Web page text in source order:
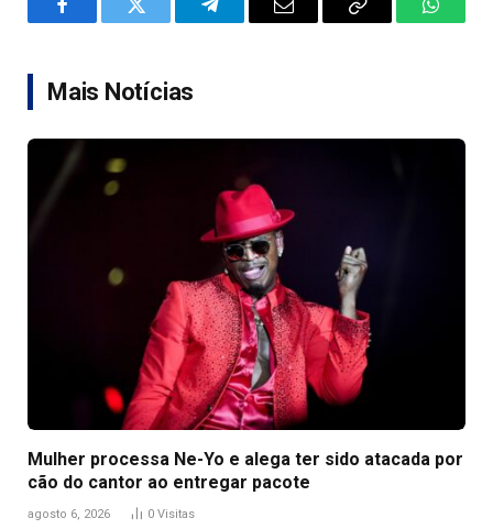
FacebookTwitter TelegramEmail
Copy
Mais Notícias
Mulher processa Ne-Yo e alega ter sido atacada por
cão do cantor ao entregar pacote
agosto 6, 2026 0 Visitas